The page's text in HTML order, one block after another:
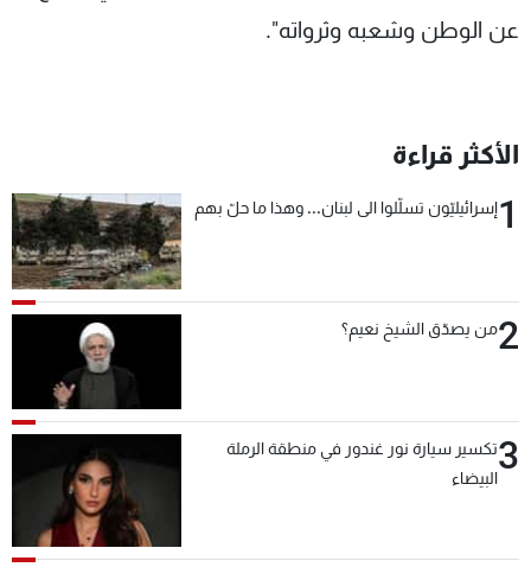
عن الوطن وشعبه وثرواته".
الأكثر قراءة
1إسرائيليّون تسلّلوا الى لبنان... وهذا ما حلّ بهم
2من يصدّق الشيخ نعيم؟
3تكسير سيارة نور غندور في منطقة الرملة
البيضاء